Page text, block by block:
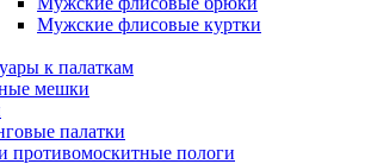
Мужские флисовые куртки
к палаткам
мешки
палатки
противомоскитные пологи